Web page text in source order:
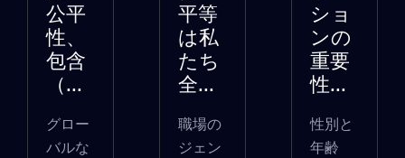
公平
性、
包含
（...
グロー
バルな
平等
は私
たち
全...
職場の
ジェン
ショ
ンの
重要
性...
性別と
年齢